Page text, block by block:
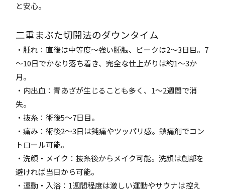
と安心。
二重まぶた切開法のダウンタイム
・腫れ：直後は中等度～強い腫脹、ピークは2～3日目。7
～10日でかなり落ち着き、完全な仕上がりは約1～3か
月。
・内出血：青あざが生じることも多く、1～2週間で消
失。
・抜糸：術後5～7日目。
・痛み：術後2～3日は鈍痛やツッパリ感。鎮痛剤でコン
トロール可能。
・洗顔・メイク：抜糸後からメイク可能。洗顔は創部を
避ければ当日から可能。
・運動・入浴：1週間程度は激しい運動やサウナは控え